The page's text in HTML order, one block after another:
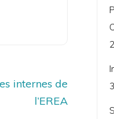
internes de
l’EREA